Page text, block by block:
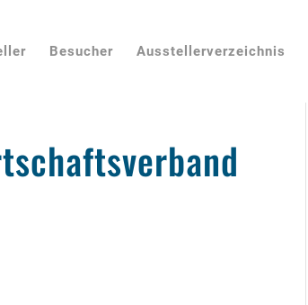
Besucher Ausstellerverzeichnis